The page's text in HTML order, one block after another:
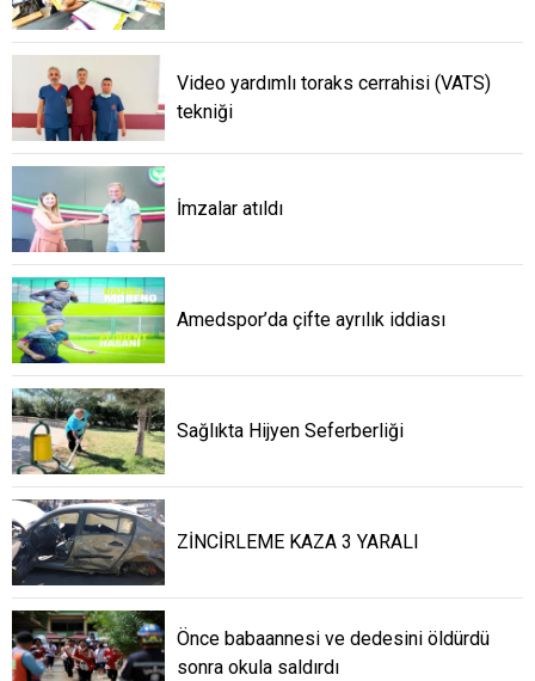
Video yardımlı toraks cerrahisi (VATS)
tekniği
İmzalar atıldı
Amedspor’da çifte ayrılık iddiası
Sağlıkta Hijyen Seferberliği
ZİNCİRLEME KAZA 3 YARALI
Önce babaannesi ve dedesini öldürdü
sonra okula saldırdı